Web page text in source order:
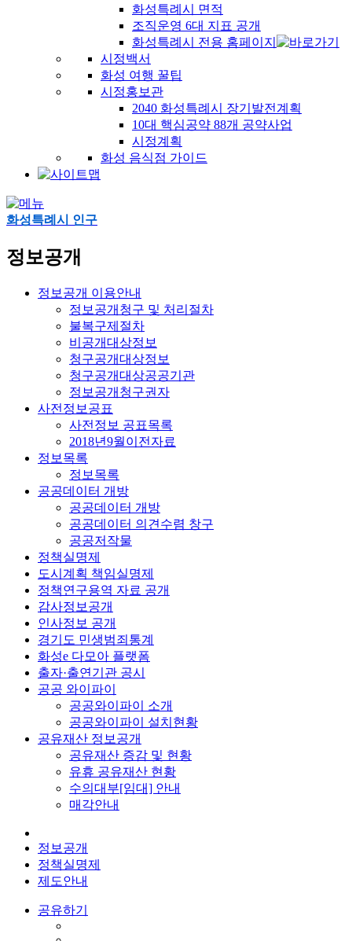
화성특례시 면적
조직운영 6대 지표 공개
화성특례시 전용 홈페이지
시정백서
화성 여행 꿀팁
시정홍보관
2040 화성특례시 장기발전계획
10대 핵심공약 88개 공약사업
시정계획
화성 음식점 가이드
화성특례시 인구
정보공개
정보공개 이용안내
정보공개청구 및 처리절차
불복구제절차
비공개대상정보
청구공개대상정보
청구공개대상공공기관
정보공개청구권자
사전정보공표
사전정보 공표목록
2018년9월이전자료
정보목록
정보목록
공공데이터 개방
공공데이터 개방
공공데이터 의견수렴 창구
공공저작물
정책실명제
도시계획 책임실명제
정책연구용역 자료 공개
감사정보공개
인사정보 공개
경기도 민생범죄통계
화성e 다모아 플랫폼
출자·출연기관 공시
공공 와이파이
공공와이파이 소개
공공와이파이 설치현황
공유재산 정보공개
공유재산 증감 및 현황
유휴 공유재산 현황
수의대부[임대] 안내
매각안내
정보공개
정책실명제
제도안내
공유하기